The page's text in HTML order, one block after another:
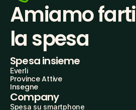
Amiamo farti
la spesa
Spesa insieme
Everli
Province Attive
Insegne
Company
Spesa su smartphone